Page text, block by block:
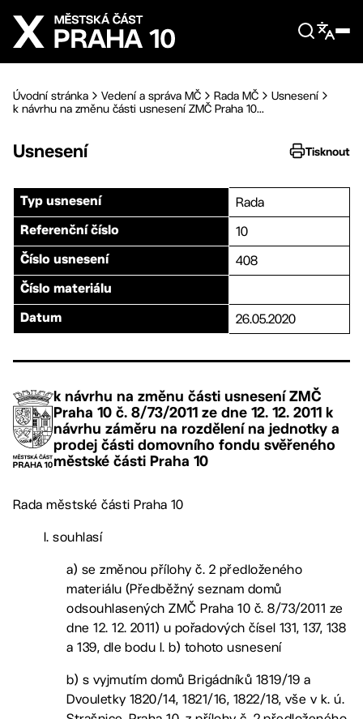
Přejít na hlavní obsah
Úvodní stránka Vedení a správa MČ Rada MČ
Usnesení
k návrhu na změnu části usnesení ZMČ Praha 10...
Usnesení Tisknout
Typ usnesení Rada
Referenční číslo 10
Číslo usnesení 408
Číslo materiálu
Datum 26.05.2020
k návrhu na změnu části usnesení ZMČ
Praha 10 č. 8/73/2011 ze dne 12. 12. 2011 k
návrhu záměru na rozdělení na jednotky a
prodej části domovního fondu svěřeného
městské části Praha 10
Rada městské části Praha 10
I. souhlasí
a) se změnou přílohy č. 2 předloženého
materiálu (Předběžný seznam domů
odsouhlasených ZMČ Praha 10 č. 8/73/2011 ze
dne 12. 12. 2011) u pořadových čísel 131, 137, 138
a 139, dle bodu I. b) tohoto usnesení
b) s vyjmutím domů Brigádníků 1819/19 a
Dvouletky 1820/14, 1821/16, 1822/18, vše v k. ú.